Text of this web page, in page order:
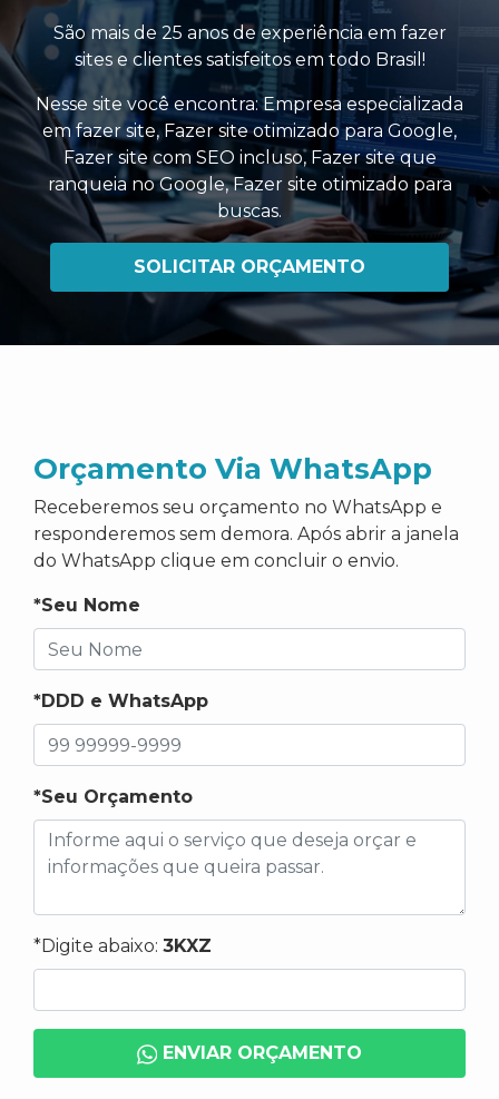
São mais de 25 anos de experiência em fazer
sites e clientes satisfeitos em todo Brasil!
Nesse site você encontra:Empresa especializada
em fazer site,Fazer site otimizado para Google,
Fazer site com SEO incluso, Fazer site que
ranqueia no Google,Fazer site otimizado para
buscas.
SOLICITAR ORÇAMENTO
Orçamento Via WhatsApp
Receberemos seu orçamento no WhatsApp e
responderemos sem demora. Após abrir a janela
do WhatsApp clique em concluir o envio.
*Seu Nome
*DDD e WhatsApp
*Seu Orçamento
*Digite abaixo: 3KXZ
ENVIAR ORÇAMENTO